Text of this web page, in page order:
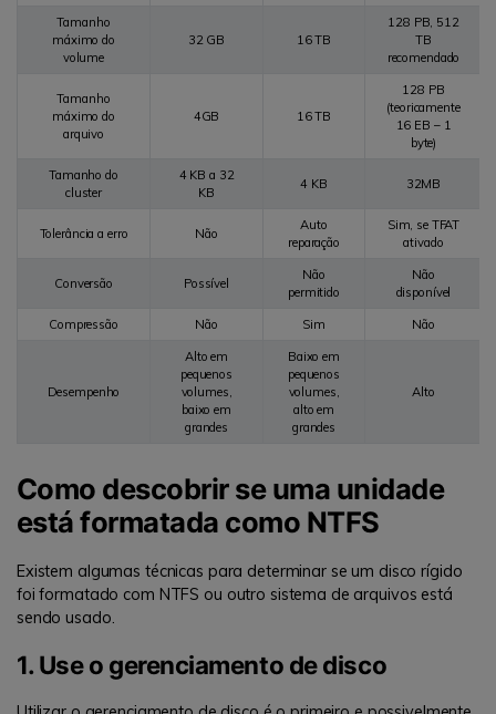
Tamanho
máximo do
volume
32 GB 16 TB
128 PB, 512
TB
recomendado
Tamanho
máximo do
arquivo
4GB 16 TB
128 PB
(teoricamente
16 EB – 1
byte)
Tamanho do
cluster
4 KB a 32
KB
4 KB 32MB
Tolerância a erro Não
Auto
reparação
Sim, se TFAT
ativado
Conversão Possível
Não
permitido
Não
disponível
Compressão Não Sim Não
Desempenho
Alto em
pequenos
volumes,
baixo em
grandes
Baixo em
pequenos
volumes,
alto em
grandes
Alto
Como descobrir se uma unidade
está formatada como NTFS
Existem algumas técnicas para determinar se um disco rígido
foi formatado com NTFS ou outro sistema de arquivos está
sendo usado.
1. Use o gerenciamento de disco